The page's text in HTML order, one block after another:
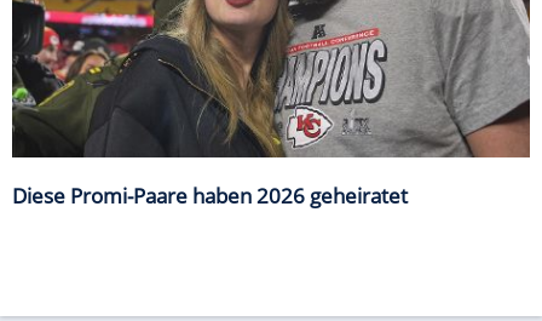
Diese Promi-Paare haben 2026 geheiratet